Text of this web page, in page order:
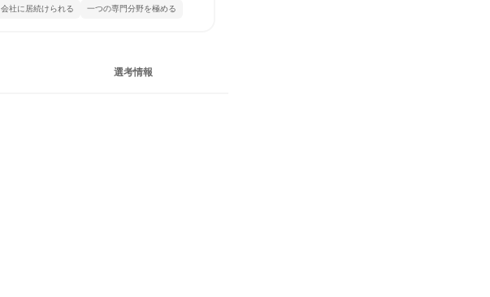
社に居続けられる 一つの専門分野を極める
選考情報